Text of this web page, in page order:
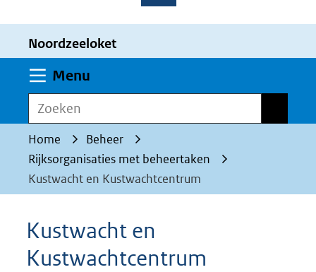
worden
toegestaan
geweigerd.
Noordzeeloket
Menu
Zoeken
Home
Beheer
Rijksorganisaties met beheertaken
Kustwacht en Kustwachtcentrum
Kustwacht en
Kustwachtcentrum